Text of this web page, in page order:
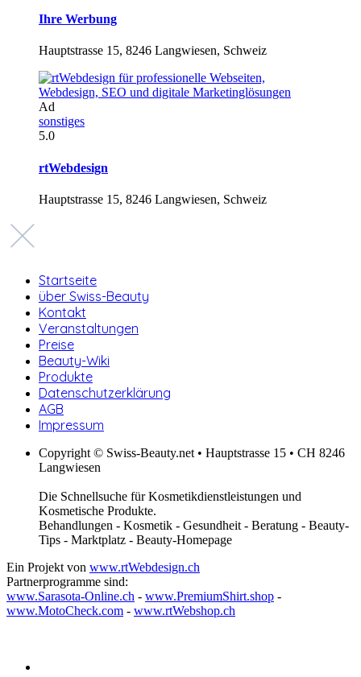
Ihre Werbung
Hauptstrasse 15, 8246 Langwiesen, Schweiz
Ad
sonstiges
5.0
rtWebdesign
Hauptstrasse 15, 8246 Langwiesen, Schweiz
Startseite
über Swiss-Beauty
Kontakt
Veranstaltungen
Preise
Beauty-Wiki
Produkte
Datenschutzerklärung
AGB
Impressum
Copyright © Swiss-Beauty.net • Hauptstrasse 15 • CH 8246
Langwiesen
Die Schnellsuche für Kosmetikdienstleistungen und
Kosmetische Produkte.
Behandlungen - Kosmetik - Gesundheit - Beratung - Beauty-
Tips - Marktplatz - Beauty-Homepage
Ein Projekt von www.rtWebdesign.ch
Partnerprogramme sind:
www.Sarasota-Online.ch - www.PremiumShirt.shop -
www.MotoCheck.com - www.rtWebshop.ch